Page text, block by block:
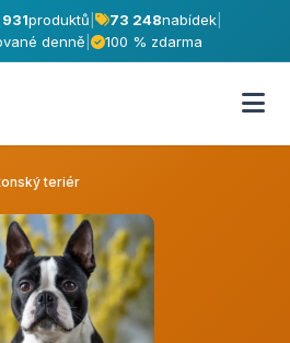
produktů 73 248nabídek
denně
100 % zdarma
teriér